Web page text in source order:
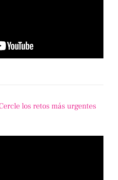
los retos más urgentes